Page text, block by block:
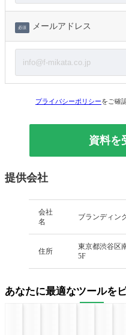
必須 メールアドレス
プライバシーポリシーをご確
提供会社
会社
名
ブランディン
住所
東京都渋谷区
5F
あなたに最適なツールを